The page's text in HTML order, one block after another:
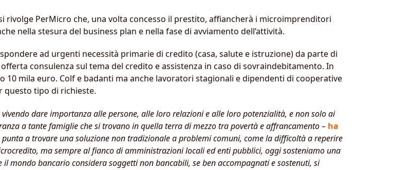
rivolge PerMicro che, una volta concesso il prestito, affiancherà i microimprenditori
nella stesura del business plan e nella fase di avviamento dell’attività.
ad urgenti necessità primarie di credito (casa, salute e istruzione) da parte di
consulenza sul tema del credito e assistenza in caso di sovraindebitamento. In
10 mila euro. Colf e badanti ma anche lavoratori stagionali e dipendenti di cooperative
questo tipo di richieste.
dare importanza alle persone, alle loro relazioni e alle loro potenzialità, e non solo ai
a tante famiglie che si trovano in quella terra di mezzo tra povertà e affrancamento– ha
punta a trovare una soluzione non tradizionale a problemi comuni, come la difficoltà a reperire
ma sempre al fianco di amministrazioni locali ed enti pubblici, oggi sosteniamo una
mondo bancario considera soggetti non bancabili, se ben accompagnati e sostenuti, si